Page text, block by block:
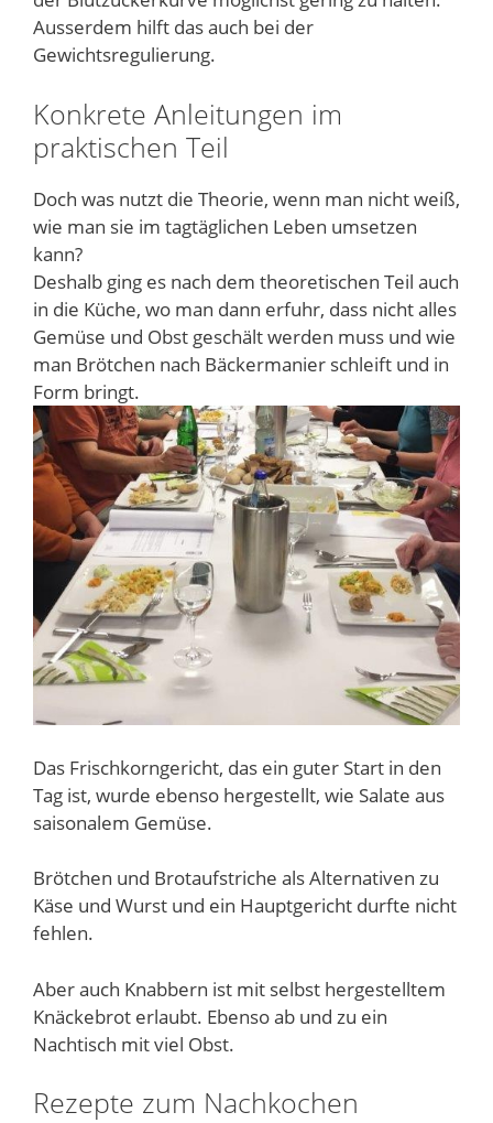
Ausserdem hilft das auch bei der
Gewichtsregulierung.
Konkrete Anleitungen im
praktischen Teil
Doch was nutzt die Theorie, wenn man nicht weiß,
wie man sie im tagtäglichen Leben umsetzen
kann?
Deshalb ging es nach dem theoretischen Teil auch
in die Küche, wo man dann erfuhr, dass nicht alles
Gemüse und Obst geschält werden muss und wie
man Brötchen nach Bäckermanier schleift und in
Form bringt.
Das Frischkorngericht, das ein guter Start in den
Tag ist, wurde ebenso hergestellt, wie Salate aus
saisonalem Gemüse.
Brötchen und Brotaufstriche als Alternativen zu
Käse und Wurst und ein Hauptgericht durfte nicht
fehlen.
Aber auch Knabbern ist mit selbst hergestelltem
Knäckebrot erlaubt. Ebenso ab und zu ein
Nachtisch mit viel Obst.
Rezepte zum Nachkochen